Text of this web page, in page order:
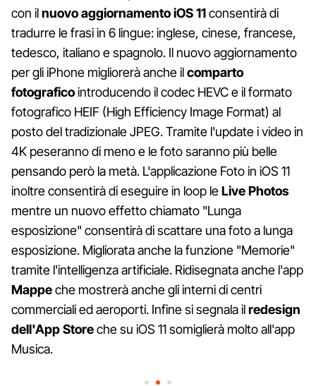
con ilnuovo aggiornamento iOS 11consentirà di
tradurre le frasi in 6 lingue: inglese, cinese, francese,
tedesco, italiano e spagnolo. Il nuovo aggiornamento
per gli iPhone migliorerà anche ilcomparto
fotograficointroducendo il codec HEVC e il formato
fotografico HEIF (High Efficiency Image Format) al
posto del tradizionale JPEG. Tramite l'update i video in
4K peseranno di meno e le foto saranno più belle
pensando però la metà. L'applicazione Foto in iOS 11
inoltre consentirà di eseguire in loop leLive Photos
mentre un nuovo effetto chiamato "Lunga
esposizione" consentirà di scattare una foto a lunga
esposizione. Migliorata anche la funzione "Memorie"
tramite l'intelligenza artificiale. Ridisegnata anche l'app
Mappeche mostrerà anche gli interni di centri
commerciali ed aeroporti. Infine si segnala ilredesign
dell'App Storeche su iOS 11 somiglierà molto all'app
Musica.